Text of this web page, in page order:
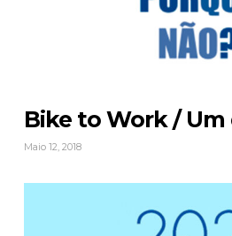
Bike to Work / Um
Maio 12, 2018